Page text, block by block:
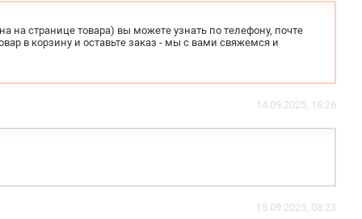
на странице товара) вы можете узнать по телефону, почте
в корзину и оставьте заказ - мы с вами свяжемся и
14.09.2025, 16:26
15.09.2025, 08:23